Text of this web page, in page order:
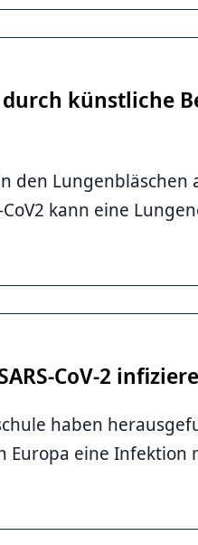
durch künstliche
den Lungenbläschen
kann eine
CoV-2
haben
Europa eine Infektion